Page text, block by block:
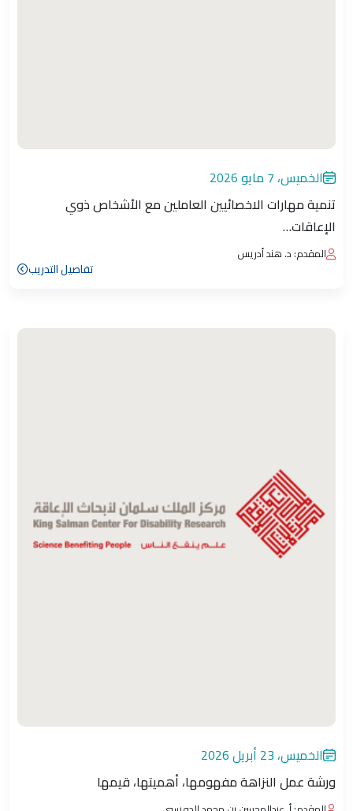
الخميس، 7 مايو 2026
تنمية مهارات الاخصائيين العاملين مع الأشخاص ذوي
الإعاقات…
المقدم: د. هند أدريس
تفاصيل التدريب
الخميس، 23 أبريل 2026
ورشة عمل النزاهة مفهومها، أهميتها، قيمها